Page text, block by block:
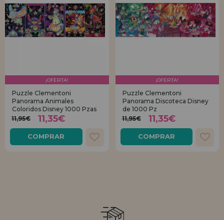
¡OFERTA!
Puzzle Clementoni
Panorama Animales
Coloridos Disney 1000 Pzas
11,95€
11,35€
COMPRAR
¡OFERTA!
Puzzle Clementoni
Panorama Discoteca Disney
de 1000 Pz
11,95€
11,35€
COMPRAR